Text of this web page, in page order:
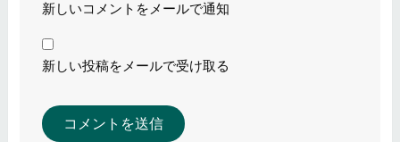
新しいコメントをメールで通知
新しい投稿をメールで受け取る